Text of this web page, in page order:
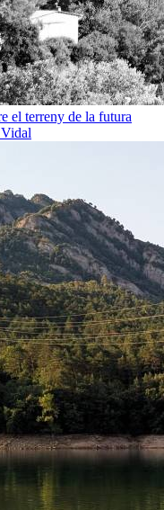
el terreny de la futura